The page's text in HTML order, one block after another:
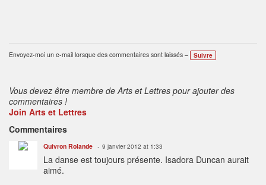
Envoyez-moi un e-mail lorsque des commentaires sont laissés – Suivre
Vous devez être membre de Arts et Lettres pour ajouter des
commentaires !
Join Arts et Lettres
Commentaires
Quivron Rolande 9 janvier 2012 at 1:33
La danse est toujours présente. Isadora Duncan aurait
aimé.